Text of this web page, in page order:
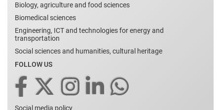
Biology, agriculture and food sciences
Biomedical sciences
Engineering, ICT and technologies for energy and
transportation
Social sciences and humanities, cultural heritage
FOLLOW US
Social media policy